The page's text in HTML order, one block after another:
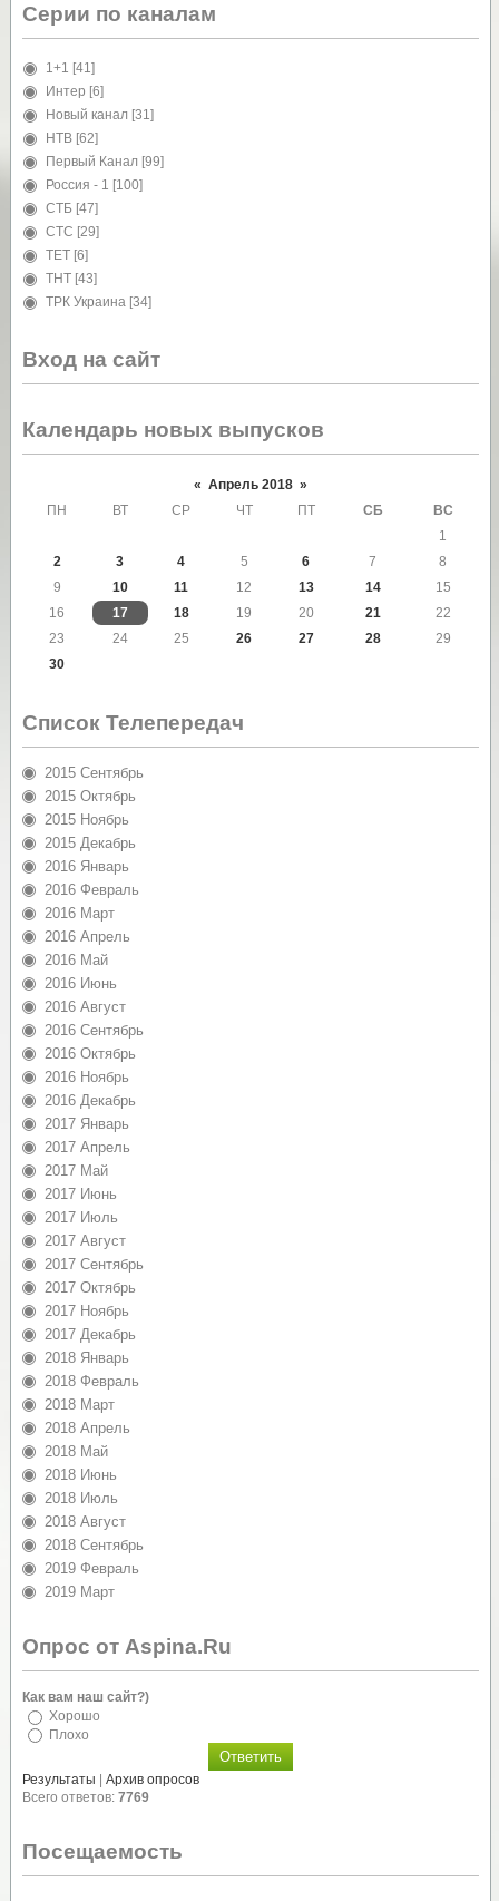
Серии по каналам
1+1 [41]
Интер [6]
Новый канал [31]
НТВ [62]
Первый Канал [99]
Россия - 1 [100]
СТБ [47]
СТС [29]
ТЕТ [6]
ТНТ [43]
ТРК Украина [34]
Вход на сайт
Календарь новых выпусков
« Апрель 2018 »
ПН
ВТ СР ЧТ ПТ СБ
ВС
1
2
3 4 5 6 7
8
9
10 11 12 13 14
15
16
17 18 19 20 21
22
23
24 25 26 27 28
29
30
Список Телепередач
2015 Сентябрь
2015 Октябрь
2015 Ноябрь
2015 Декабрь
2016 Январь
2016 Февраль
2016 Март
2016 Апрель
2016 Май
2016 Июнь
2016 Август
2016 Сентябрь
2016 Октябрь
2016 Ноябрь
2016 Декабрь
2017 Январь
2017 Апрель
2017 Май
2017 Июнь
2017 Июль
2017 Август
2017 Сентябрь
2017 Октябрь
2017 Ноябрь
2017 Декабрь
2018 Январь
2018 Февраль
2018 Март
2018 Апрель
2018 Май
2018 Июнь
2018 Июль
2018 Август
2018 Сентябрь
2019 Февраль
2019 Март
Опрос от Aspina.Ru
Как вам наш сайт?)
Хорошо
Плохо
Результаты
Архив опросов
Всего ответов: 7769
Посещаемость